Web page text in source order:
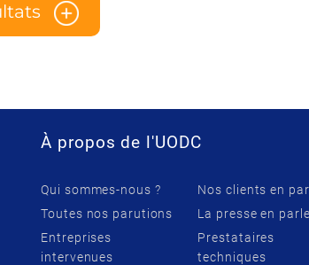
À propos de l'UODC
Qui sommes-nous ?
Toutes nos parutions
Entreprises
intervenues
Nos clients en
La presse en parle
Prestataires
techniques